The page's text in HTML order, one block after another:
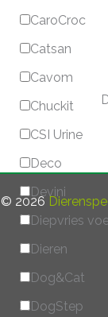
CaroCroc
Catsan
Cavom
Chuckit
CSI Urine
Deco
Devini
Diepvries
Dieren
Dog&Cat
DogStep
© 2026